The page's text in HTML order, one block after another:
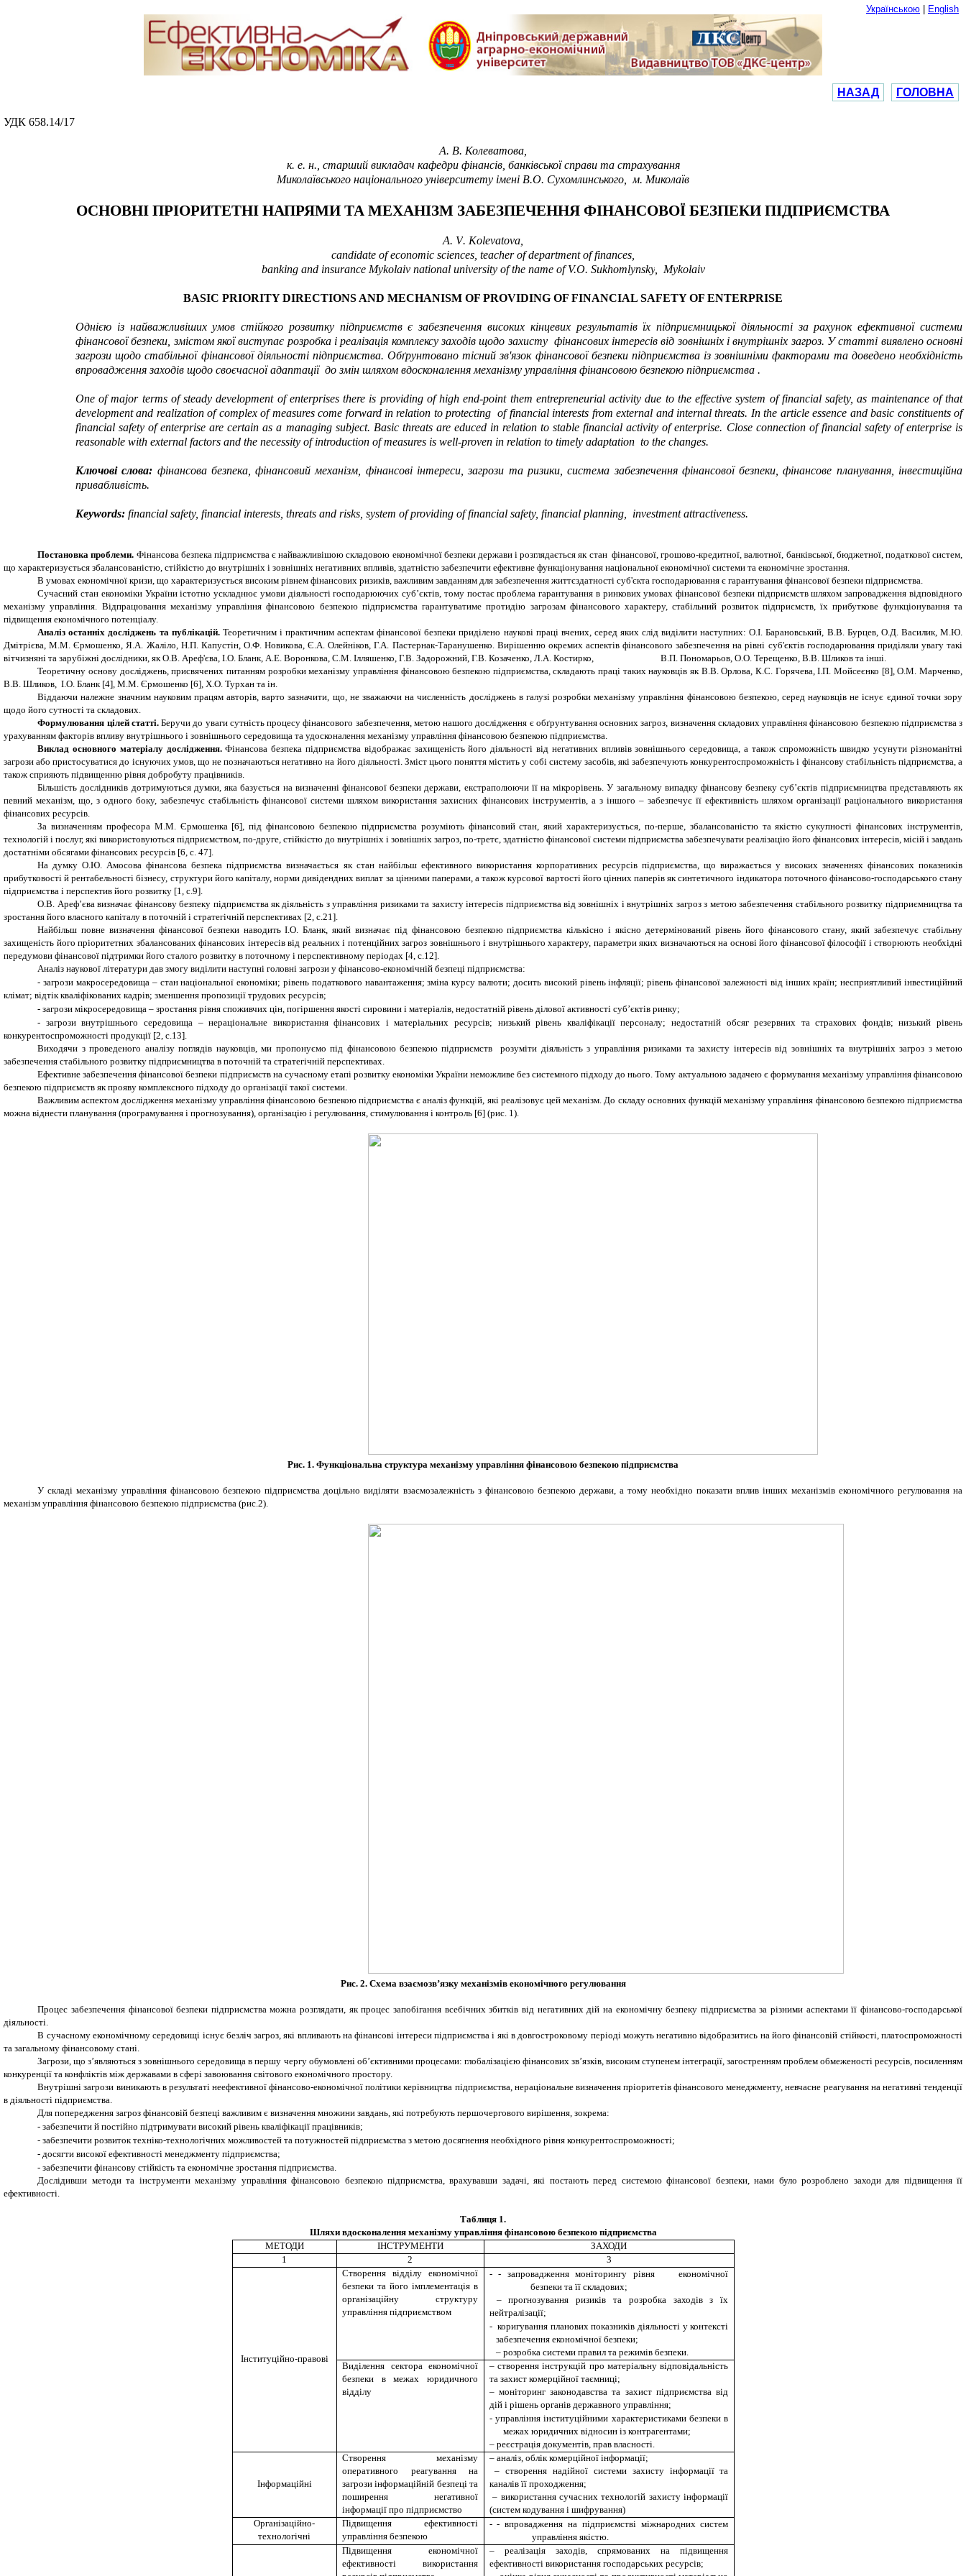
Українською English
НАЗАД ГОЛОВНА
УДК 658.14/17
А. В. Колеватова,
к. е. н., старший викладач кафедри фінансів, банківської справи та страхування
Миколаївського національного університету імені В.О. Сухомлинського, м. Миколаїв
ОСНОВНІ ПРІОРИТЕТНІ НАПРЯМИ ТА МЕХАНІЗМ ЗАБЕЗПЕЧЕННЯ ФІНАНСОВОЇ БЕЗПЕКИ ПІДПРИЄМСТВА
А. V. Kolevatova,
candidate of economic sciences, teacher of department of finances,
banking and insurance Mykolaiv national university of the name ofV.O. Sukhomlynsky, Mykolaiv
BASIC PRIORITY DIRECTIONS AND MECHANISM OF PROVIDING OF FINANCIAL SAFETY OF ENTERPRISE
Однією із найважливіших умов стійкого розвитку підприємств є забезпечення високих кінцевих результатів їх підприємницької діяльності за рахунок ефективної системи
фінансової безпеки, змістом якої виступає розробка і реалізація комплексу заходів щодо захисту фінансових інтересів від зовнішніх і внутрішніх загроз. У статті виявлено основні
загрози щодо стабільної фінансової діяльності підприємства. Обґрунтовано тісний зв'язок фінансової безпеки підприємства із зовнішніми факторами та доведено необхідність
впровадження заходів щодо своєчасної адаптації до змін шляхом вдосконалення механізму управління фінансовою безпекою підприємства .
One of major terms of steady development of enterprises there is providing of high end-point them entrepreneurial activity due to the effective system of financial safety, as maintenance of that
development and realization of complex of measures come forward in relation to protecting of financial interests from external and internal threats. In the article essence and basic constituents of
financial safety of enterprise are certain as a managing subject. Basic threats are educed in relation to stable financial activity of enterprise. Close connection of financial safety of enterprise is
reasonable with external factors and the necessity of introduction of measures is well-proven in relation to timely adaptation to the changes.
Ключові слова: фінансова безпека, фінансовий механізм, фінансові інтереси, загрози та ризики, система забезпечення фінансової безпеки, фінансове планування, інвестиційна
привабливість.
Keywords: financial safety, financial interests, threats and risks, system of providing of financial safety, financial planning, investment attractiveness.
Постановка проблеми. Фінансова безпека підприємства є найважливішою складовою економічної безпеки держави і розглядається як стан фінансової, грошово-кредитної, валютної, банківської, бюджетної, податкової систем,
що характеризується збалансованістю, стійкістю до внутрішніх і зовнішніх негативних впливів, здатністю забезпечити ефективне функціонування національної економічної системи та економічне зростання.
В умовах економічної кризи, що характеризується високим рівнем фінансових ризиків, важливим завданням для забезпечення життєздатності суб'єкта господарювання є гарантування фінансової безпеки підприємства.
Сучасний стан економіки України істотно ускладнює умови діяльності господарюючих суб’єктів, тому постає проблема гарантування в ринкових умовах фінансової безпеки підприємств шляхом запровадження відповідного
механізму управління. Відпрацювання механізму управління фінансовою безпекою підприємства гарантуватиме протидію загрозам фінансового характеру, стабільний розвиток підприємств, їх прибуткове функціонування та
підвищення економічного потенціалу.
Аналіз останніх досліджень та публікацій. Теоретичним і практичним аспектам фінансової безпеки приділено наукові праці вчених, серед яких слід виділити наступних: О.І. Барановський, В.В. Бурцев, О.Д. Василик, М.Ю.
Дмітрієва, М.М. Єрмошенко, Я.А. Жаліло, Н.П. Капустін, О.Ф. Новикова, Є.А. Олейніков, Г.А. Пастернак-Таранушенко. Вирішенню окремих аспектів фінансового забезпечення на рівні суб'єктів господарювання приділяли увагу такі
вітчизняні та зарубіжні дослідники, як О.В. Ареф'єва, І.О. Бланк, А.Е. Воронкова, С.М. Ілляшенко, Г.В. Задорожний, Г.В. Козаченко, Л.А. Костирко, В.П. Пономарьов, О.О. Терещенко, В.В. Шликов та інші.
Теоретичну основу досліджень, присвячених питанням розробки механізму управління фінансовою безпекою підприємства, складають праці таких науковців як В.В. Орлова, К.С. Горячева, І.П. Мойсеєнко [8], О.М. Марченко,
В.В. Шликов, І.О. Бланк [4], М.М. Єрмошенко [6], Х.О. Турхан та ін.
Віддаючи належне значним науковим працям авторів, варто зазначити, що, не зважаючи на численність досліджень в галузі розробки механізму управління фінансовою безпекою, серед науковців не існує єдиної точки зору
щодо його сутності та складових.
Формулювання цілей статті.Беручи до уваги сутність процесу фінансового забезпечення, метою нашого дослідження є обґрунтування основних загроз, визначення складових управління фінансовою безпекою підприємства з
урахуванням факторів впливу внутрішнього і зовнішнього середовища та удосконалення механізму управління фінансовою безпекою підприємства.
Виклад основного матеріалу дослідження.Фінансова безпека підприємства відображає захищеність його діяльності від негативних впливів зовнішнього середовища, а також спроможність швидко усунути різноманітні
загрози або пристосуватися до існуючих умов, що не позначаються негативно на його діяльності. Зміст цього поняття містить у собі систему засобів, які забезпечують конкурентоспроможність і фінансову стабільність підприємства, а
також сприяють підвищенню рівня добробуту працівників.
Більшість дослідників дотримуються думки, яка базується на визначенні фінансової безпеки держави, екстраполюючи її на мікрорівень. У загальному випадку фінансову безпеку суб’єктів підприємництва представляють як
певний механізм, що, з одного боку, забезпечує стабільність фінансової системи шляхом використання захисних фінансових інструментів, а з іншого – забезпечує її ефективність шляхом організації раціонального використання
фінансових ресурсів.
За визначенням професора М.М. Єрмошенка [6], під фінансовою безпекою підприємства розуміють фінансовий стан, який характеризується, по-перше, збалансованістю та якістю сукупності фінансових інструментів,
технологій і послуг, які використовуються підприємством, по-друге, стійкістю до внутрішніх і зовнішніх загроз, по-третє, здатністю фінансової системи підприємства забезпечувати реалізацію його фінансових інтересів, місій і завдань
достатніми обсягами фінансових ресурсів [6, с. 47].
На думку О.Ю. Амосова фінансова безпека підприємства визначається як стан найбільш ефективного використання корпоративних ресурсів підприємства, що виражається у високих значеннях фінансових показників
прибутковості й рентабельності бізнесу, структури його капіталу, норми дивідендних виплат за цінними паперами, а також курсової вартості його цінних паперів як синтетичного індикатора поточного фінансово-господарського стану
підприємства і перспектив його розвитку [1, с.9].
О.В. Ареф’єва визначає фінансову безпеку підприємства як діяльність з управління ризиками та захисту інтересів підприємства від зовнішніх і внутрішніх загроз з метою забезпечення стабільного розвитку підприємництва та
зростання його власного капіталу в поточній і стратегічній перспективах [2, с.21].
Найбільш повне визначення фінансової безпеки наводить І.О. Бланк, який визначає під фінансовою безпекою підприємства кількісно і якісно детермінований рівень його фінансового стану, який забезпечує стабільну
захищеність його пріоритетних збалансованих фінансових інтересів від реальних і потенційних загроз зовнішнього і внутрішнього характеру, параметри яких визначаються на основі його фінансової філософії і створюють необхідні
передумови фінансової підтримки його сталого розвитку в поточному і перспективному періодах [4, с.12].
Аналіз наукової літератури дав змогу виділити наступні головні загрози у фінансово-економічній безпеці підприємства:
- загрози макросередовища – стан національної економіки; рівень податкового навантаження; зміна курсу валюти; досить високий рівень інфляції; рівень фінансової залежності від інших країн; несприятливий інвестиційний
клімат; відтік кваліфікованих кадрів; зменшення пропозиції трудових ресурсів;
- загрози мікросередовища – зростання рівня споживчих цін, погіршення якості сировини і матеріалів, недостатній рівень ділової активності суб’єктів ринку;
- загрози внутрішнього середовища – нераціональне використання фінансових і матеріальних ресурсів; низький рівень кваліфікації персоналу; недостатній обсяг резервних та страхових фондів; низький рівень
конкурентоспроможності продукції [2, с.13].
Виходячи з проведеного аналізу поглядів науковців, ми пропонуємо під фінансовою безпекою підприємств розуміти діяльність з управління ризиками та захисту інтересів від зовнішніх та внутрішніх загроз з метою
забезпечення стабільного розвитку підприємництва в поточній та стратегічній перспективах.
Ефективне забезпечення фінансової безпеки підприємств на сучасному етапі розвитку економіки України неможливе без системного підходу до нього. Тому актуальною задачею є формування механізму управління фінансовою
безпекою підприємств як прояву комплексного підходу до організації такої системи.
Важливим аспектом дослідження механізму управління фінансовою безпекою підприємства є аналіз функцій, які реалізовує цей механізм. До складу основних функцій механізму управління фінансовою безпекою підприємства
можна віднести планування (програмування і прогнозування), організацію і регулювання, стимулювання і контроль [6] (рис. 1).
Рис. 1. Функціональна структура механізму управління фінансовою безпекою підприємства
У складі механізму управління фінансовою безпекою підприємства доцільно виділяти взаємозалежність з фінансовою безпекою держави, а тому необхідно показати вплив інших механізмів економічного регулювання на
механізм управління фінансовою безпекою підприємства (рис.2).
Рис. 2. Схема взаємозв’язку механізмів економічного регулювання
Процес забезпечення фінансової безпеки підприємства можна розглядати, як процес запобігання всебічних збитків від негативних дій на економічну безпеку підприємства за різними аспектами її фінансово-господарської
діяльності.
В сучасному економічному середовищі існує безліч загроз, які впливають на фінансові інтереси підприємства і які в довгостроковому періоді можуть негативно відобразитись на його фінансовій стійкості, платоспроможності
та загальному фінансовому стані.
Загрози, що з’являються з зовнішнього середовища в першу чергу обумовлені об’єктивними процесами: глобалізацією фінансових зв’язків, високим ступенем інтеграції, загостренням проблем обмеженості ресурсів, посиленням
конкуренції та конфліктів між державами в сфері завоювання світового економічного простору.
Внутрішні загрози виникають в результаті неефективної фінансово-економічної політики керівництва підприємства, нераціональне визначення пріоритетів фінансового менеджменту, невчасне реагування на негативні тенденції
в діяльності підприємства.
Для попередження загроз фінансовій безпеці важливим є визначення множини завдань, які потребують першочергового вирішення, зокрема:
- забезпечити й постійно підтримувати високий рівень кваліфікації працівників;
- забезпечити розвиток техніко-технологічних можливостей та потужностей підприємства з метою досягнення необхідного рівня конкурентоспроможності;
- досягти високої ефективності менеджменту підприємства;
- забезпечити фінансову стійкість та економічне зростання підприємства.
Дослідивши методи та інструменти механізму управління фінансовою безпекою підприємства, врахувавши задачі, які постають перед системою фінансової безпеки, нами було розроблено заходи для підвищення її
ефективності.
Таблиця 1.
Шляхи вдосконалення механізму управління фінансовою безпекою підприємства
МЕТОДИ
ІНСТРУМЕНТИ
ЗАХОДИ
1
2 3
Інституційно-правові
Створення відділу економічної
безпеки та його імплементація в
організаційну структуру
управління підприємством
- - запровадження моніторингу рівня економічної
безпеки та її складових;
– прогнозування ризиків та розробка заходів з їх
нейтралізації;
- коригування планових показників діяльності у контексті
забезпечення економічної безпеки;
– розробка системи правил та режимів безпеки.
Виділення сектора економічної
безпеки в межах юридичного
відділу
– створення інструкцій про матеріальну відповідальність
та захист комерційної таємниці;
– моніторинг законодавства та захист підприємства від
дій і рішень органів державного управління;
- управління інституційними характеристиками безпеки в
межах юридичних відносин із контрагентами;
– реєстрація документів, прав власності.
Інформаційні
Створення механізму
оперативного реагування на
загрози інформаційній безпеці та
поширення негативної
інформації про підприємство
– аналіз, облік комерційної інформації;
– створення надійної системи захисту інформації та
каналів її проходження;
– використання сучасних технологій захисту інформації
(систем кодування і шифрування)
Організаційно-
технологічні
Підвищення ефективності
управління безпекою
- -впровадження на підприємстві міжнародних систем
управління якістю.
Підвищення економічної
ефективності використання
– реалізація заходів, спрямованих на підвищення
ефективності використання господарських ресурсів;